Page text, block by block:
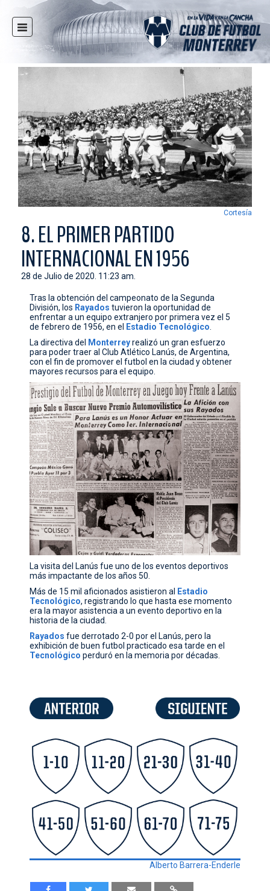
INICIO
NOTICIAS
MULTIMEDIA
RAYADOS
RAYADAS
FUERZAS BÁSICAS
RESPONSABILIDAD SOCIAL
TAQUILLA
TIENDA
ESTADIO
PRENSA
Cortesía
8. EL PRIMER PARTIDO
INTERNACIONAL EN 1956
28 de Julio de 2020. 11:23 am.
Tras la obtención del campeonato de la Segunda
División, los Rayados tuvieron la oportunidad de
enfrentar a un equipo extranjero por primera vez el 5
de febrero de 1956, en el
Estadio Tecnológico
La directiva del
Monterreyrealizó un gran esfuerzo
para poder traer al Club Atlético Lanús, de Argentina,
con el fin de promover el futbol en la ciudad y obtener
mayores recursos para el equipo.
La visita del Lanús fue uno de los eventos deportivos
más impactante de los años 50.
Más de 15 mil aficionados asistieron al
Estadio
Tecnológico, registrando lo que hasta ese momento
era la mayor asistencia a un evento deportivo en la
historia de la ciudad.
Rayados fue derrotado 2-0 por el Lanús, pero la
exhibición de buen futbol practicado esa tarde en el
Tecnológico perduró en la memoria por décadas.
Alberto Barrera-Enderle